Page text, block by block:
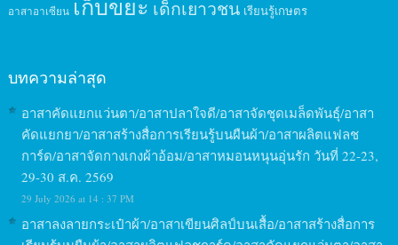
อาสาอาเซียน เก็บขยะ เด็กเยาวชน เรียนรู้เกษตร
บทความล่าสุด
อาสาคัดแยกแว่นตา/อาสาปลาใจดี/อาสาจัดชุดเมล็ดพันธุ์/อาสา
คัดแยกยา/อาสาสร้างสื่อการเรียนรู้บนผืนผ้า/อาสาผลิตแฟลช
การ์ด/อาสาจัดกางเกงผ้าอ้อม/อาสาหมอนหนุนอุ่นรัก วันที่ 22-23,
29-30 ส.ค. 2569
29 July 2026 at 14 : 37 PM
อาสาลงลายกระเป๋าผ้า/อาสาเขียนศิลป์บนเสื้อ/อาสาสร้างสื่อการ